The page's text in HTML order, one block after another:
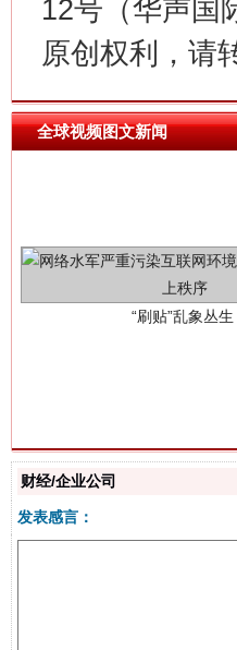
12号（华声国
原创权利，请
全球视频图文新闻
财经/企业公司
发表感言：